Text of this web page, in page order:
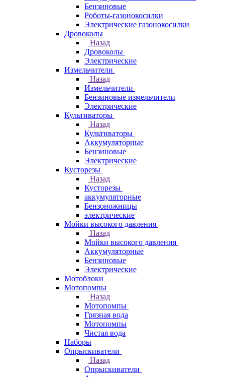
Бензиновые
Роботы-газонокосилки
Электрические газонокосилки
Дровоколы
Назад
Дровоколы
Электрические
Измельчители
Назад
Измельчители
Бензиновые измельчители
Электрические
Культиваторы
Назад
Культиваторы
Аккумуляторные
Бензиновые
Электрические
Кусторезы
Назад
Кусторезы
аккумуляторные
Бензоножницы
электрические
Мойки высокого давления
Назад
Мойки высокого давления
Аккумуляторные
Бензиновые
Электрические
Мотоблоки
Мотопомпы
Назад
Мотопомпы
Грязная вода
Мотопомпы
Чистая вода
Наборы
Опрыскиватели
Назад
Опрыскиватели